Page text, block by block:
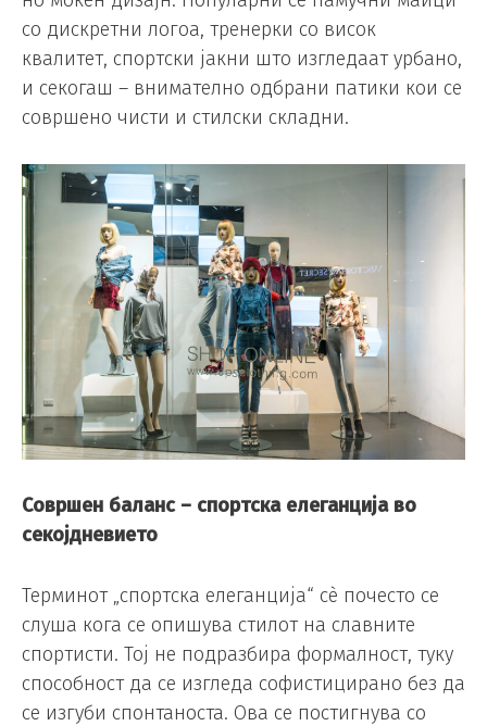
со дискретни логоа, тренерки со висок
квалитет, спортски јакни што изгледаат урбано,
и секогаш – внимателно одбрани патики кои се
совршено чисти и стилски складни.
Совршен баланс – спортска елеганција во
секојдневието
Терминот „спортска елеганција“ сè почесто се
слуша кога се опишува стилот на славните
спортисти. Тој не подразбира формалност, туку
способност да се изгледа софистицирано без да
се изгуби спонтаноста. Ова се постигнува со